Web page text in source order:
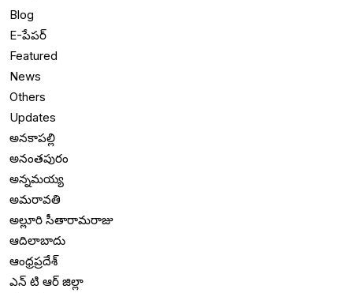
Blog
E-పేపర్
Featured
News
Others
Updates
అనకాపల్లి
అనంతపురం
అన్నమయ్య
అమరావతి
అల్లూరి సీతారామరాజు
ఆదిలాబాదు
ఆంధ్రప్రదేశ్
ఎన్ టి ఆర్ జిల్లా